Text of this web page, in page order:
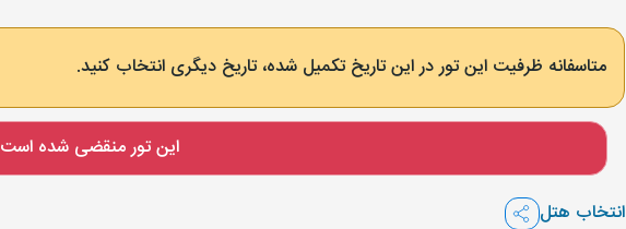
متاسفانه ظرفیت این تور در این تاریخ تکمیل شده، تاریخ دیگری انتخاب کنید.
این تور منقضی شده است
انتخاب هتل